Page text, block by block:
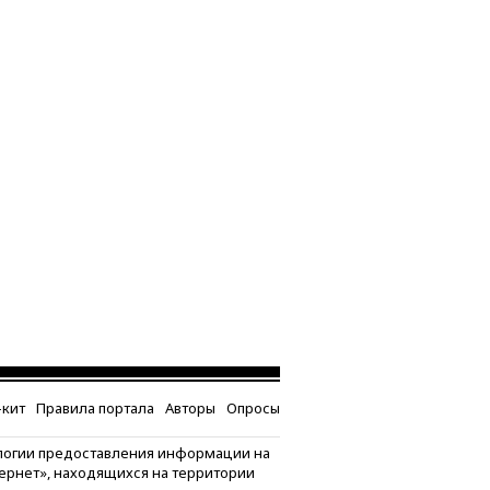
Правила портала Авторы Опросы
предоставления информации на
находящихся на территории